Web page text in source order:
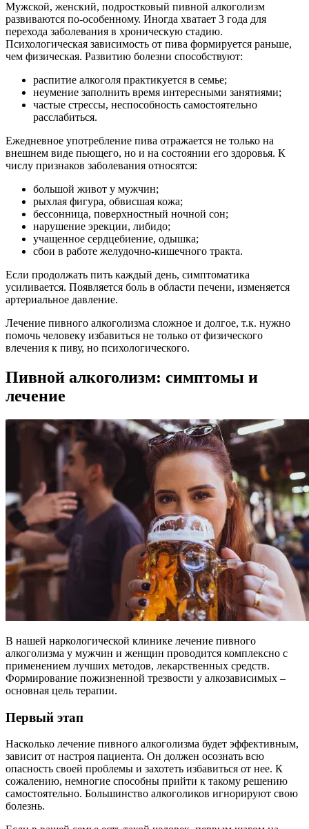
Мужской, женский, подростковый пивной алкоголизм
развиваются по-особенному. Иногда хватает 3 года для
перехода заболевания в хроническую стадию.
Психологическая зависимость от пива формируется раньше,
чем физическая. Развитию болезни способствуют:
распитие алкоголя практикуется в семье;
неумение заполнить время интересными занятиями;
частые стрессы, неспособность самостоятельно
расслабиться.
Ежедневное употребление пива отражается не только на
внешнем виде пьющего, но и на состоянии его здоровья. К
числу признаков заболевания относятся:
большой живот у мужчин;
рыхлая фигура, обвисшая кожа;
бессонница, поверхностный ночной сон;
нарушение эрекции, либидо;
учащенное сердцебиение, одышка;
сбои в работе желудочно-кишечного тракта.
Если продолжать пить каждый день, симптоматика
усиливается. Появляется боль в области печени, изменяется
артериальное давление.
Лечение пивного алкоголизма сложное и долгое, т.к. нужно
помочь человеку избавиться не только от физического
влечения к пиву, но психологического.
Пивной алкоголизм: симптомы и
лечение
В нашей наркологической клинике лечение пивного
алкоголизма у мужчин и женщин проводится комплексно с
применением лучших методов, лекарственных средств.
Формирование пожизненной трезвости у алкозависимых –
основная цель терапии.
Первый этап
Насколько лечение пивного алкоголизма будет эффективным,
зависит от настроя пациента. Он должен осознать всю
опасность своей проблемы и захотеть избавиться от нее. К
сожалению, немногие способны прийти к такому решению
самостоятельно. Большинство алкоголиков игнорируют свою
болезнь.